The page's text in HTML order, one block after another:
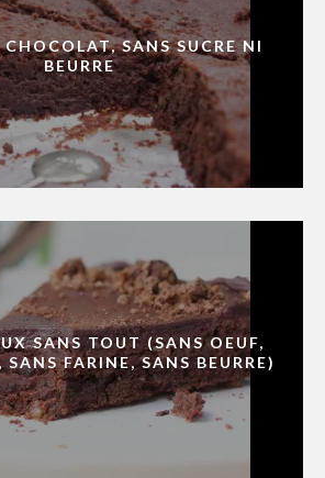
CHOCOLAT, SANS SUCRE NI
BEURRE
SANS TOUT (SANS OEUF,
SANS FARINE, SANS BEURRE)